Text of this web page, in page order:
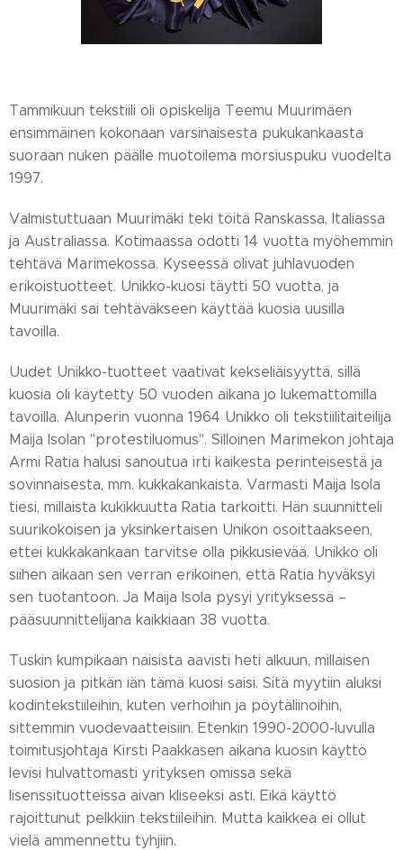
Tammikuun tekstiili oli opiskelija Teemu Muurimäen
ensimmäinen kokonaan varsinaisesta pukukankaasta
suoraan nuken päälle muotoilema morsiuspuku vuodelta
1997.
Valmistuttuaan Muurimäki teki töitä Ranskassa, Italiassa
ja Australiassa. Kotimaassa odotti 14 vuotta myöhemmin
tehtävä Marimekossa. Kyseessä olivat juhlavuoden
erikoistuotteet. Unikko-kuosi täytti 50 vuotta, ja
Muurimäki sai tehtäväkseen käyttää kuosia uusilla
tavoilla.
Uudet Unikko-tuotteet vaativat kekseliäisyyttä, sillä
kuosia oli käytetty 50 vuoden aikana jo lukemattomilla
tavoilla. Alunperin vuonna 1964 Unikko oli tekstiilitaiteilija
Maija Isolan "protestiluomus". Silloinen Marimekon johtaja
Armi Ratia halusi sanoutua irti kaikesta perinteisestä ja
sovinnaisesta, mm. kukkakankaista. Varmasti Maija Isola
tiesi, millaista kukikkuutta Ratia tarkoitti. Hän suunnitteli
suurikokoisen ja yksinkertaisen Unikon osoittaakseen,
ettei kukkakankaan tarvitse olla pikkusievää. Unikko oli
siihen aikaan sen verran erikoinen, että Ratia hyväksyi
sen tuotantoon. Ja Maija Isola pysyi yrityksessä –
pääsuunnittelijana kaikkiaan 38 vuotta.
Tuskin kumpikaan naisista aavisti heti alkuun, millaisen
suosion ja pitkän iän tämä kuosi saisi. Sitä myytiin aluksi
kodintekstiileihin, kuten verhoihin ja pöytäliinoihin,
sittemmin vuodevaatteisiin. Etenkin 1990-2000-luvulla
toimitusjohtaja Kirsti Paakkasen aikana kuosin käyttö
levisi hulvattomasti yrityksen omissa sekä
lisenssituotteissa aivan kliseeksi asti. Eikä käyttö
rajoittunut pelkkiin tekstiileihin. Mutta kaikkea ei ollut
vielä ammennettu tyhjiin.